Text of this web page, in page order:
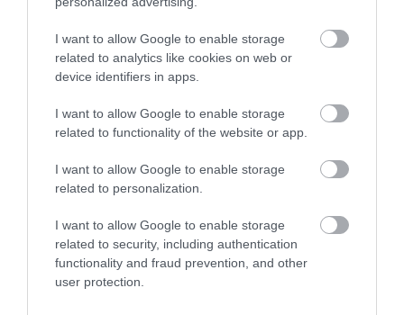
I want to allow Google to enable storage
related to analytics like cookies on web or
device identifiers in apps.
I want to allow Google to enable storage
related to functionality of the website or app.
I want to allow Google to enable storage
related to personalization.
I want to allow Google to enable storage
related to security, including authentication
functionality and fraud prevention, and other
user protection.
Príspevok, ktorý zdieľa Markéta, (@vila.marketa)
Ak budete mať pochodené celé mesto, otvárajú sa
vám možnosti v jeho okolí. Spáliť kalórie z dobrého
jedla môžete na Strada Napoleonica, ktorá vás
zavedie do dediny Prosecco. Áno, to je tá dedina,